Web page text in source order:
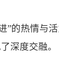
”的热情与
深度交融。